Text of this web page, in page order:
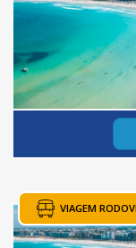
VIAGEM